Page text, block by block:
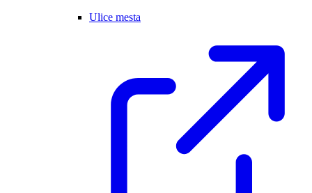
Ulice mesta